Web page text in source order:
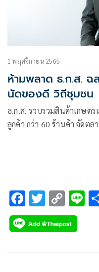
1 พฤศจิกายน 2565
ห้ามพลาด ธ.ก.ส.
นัดของดี วิถีชุมชน
ธ.ก.ส. รวบรวมสินค้าเกษต
ลูกค้า กว่า 60 ร้านค้า จัดต
กรุงเทพมหานคร
F
ac
e
T
wi
tt
C
o
p
Li